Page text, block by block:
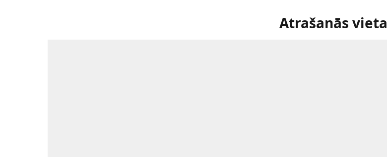
Atrašanās vieta